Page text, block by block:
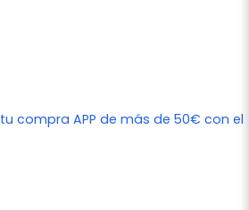
compra APP de más de 50€ con el